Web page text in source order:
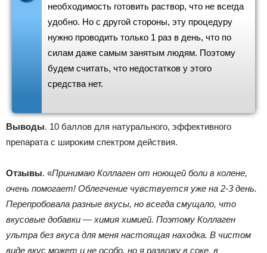
необходимость готовить раствор, что не всегда
удобно. Но с другой стороны, эту процедуру
нужно проводить только 1 раз в день, что по
силам даже самым занятым людям. Поэтому
будем считать, что недостатков у этого
средства нет.
Выводы. 10 баллов для натурального, эффективного
препарата с широким спектром действия.
Отзывы. «Принимаю Коллаген от ноющей боли в колене,
очень помогает! Облегчение чувствуется уже на 2-3 день.
Перепробовала разные вкусы, но всегда смущало, что
вкусовые добавки — химия химией. Поэтому Коллаген
ультра без вкуса для меня настоящая находка. В чистом
виде вкус может и не особо, но я развожу в соке, в